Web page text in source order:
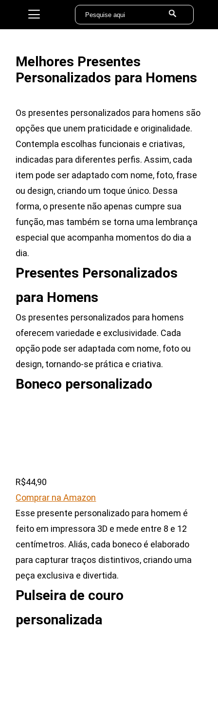
Melhores Presentes
Personalizados para Homens
Os presentes personalizados para homens são
opções que unem praticidade e originalidade.
Contempla escolhas funcionais e criativas,
indicadas para diferentes perfis. Assim, cada
item pode ser adaptado com nome, foto, frase
ou design, criando um toque único. Dessa
forma, o presente não apenas cumpre sua
função, mas também se torna uma lembrança
especial que acompanha momentos do dia a
dia.
Presentes Personalizados
para Homens
Os presentes personalizados para homens
oferecem variedade e exclusividade. Cada
opção pode ser adaptada com nome, foto ou
design, tornando-se prática e criativa.
Boneco personalizado
R$44,90
Comprar na Amazon
Esse presente personalizado para homem é
feito em impressora 3D e mede entre 8 e 12
centímetros. Aliás, cada boneco é elaborado
para capturar traços distintivos, criando uma
peça exclusiva e divertida.
Pulseira de couro
personalizada